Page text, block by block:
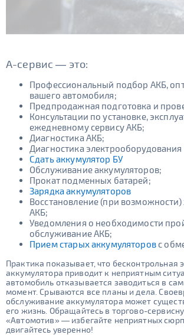
А-сервис — это:
Профессиональный подбор АКБ,
вашего автомобиля;
Предпродажная подготовка и
Консультации по установке,
ежедневному сервису АКБ;
Диагностика АКБ;
Диагностика
Сдать аккумулятор БУ
Обслуживание аккумуляторов;
Прокат подменных батарей;
Зарядка аккумуляторов
Восстановление (при возможности)
АКБ;
Уведомления о необходимости
обслуживание АКБ;
Прием старых аккумуляторовс
Практика показывает, что бесконтрольная
аккумулятора приводит к неприятным
автомобиль отказывается заводиться в
момент. Срываются все планы и дела.
обслуживание аккумулятора может
его жизнь. Обращайтесь в торгово-
«Автомотив» — избегайте неприятных
двигайтесь уверенно!